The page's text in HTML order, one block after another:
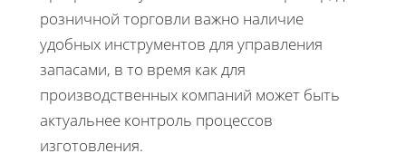
розничной торговли важно наличие
удобных инструментов для управления
запасами, в то время как для
производственных компаний может быть
актуальнее контроль процессов
изготовления.